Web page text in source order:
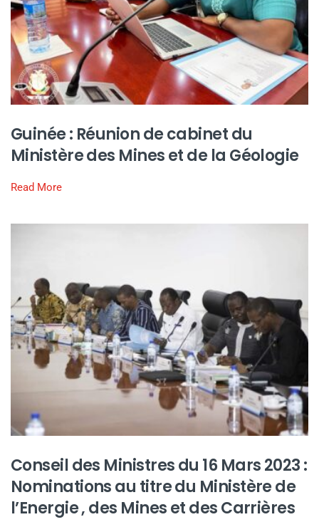
Guinée : Réunion de cabinet du
Ministère des Mines et de la Géologie
Read More
Conseil des Ministres du 16 Mars 2023 :
Nominations au titre du Ministère de
l’Energie , des Mines et des Carrières